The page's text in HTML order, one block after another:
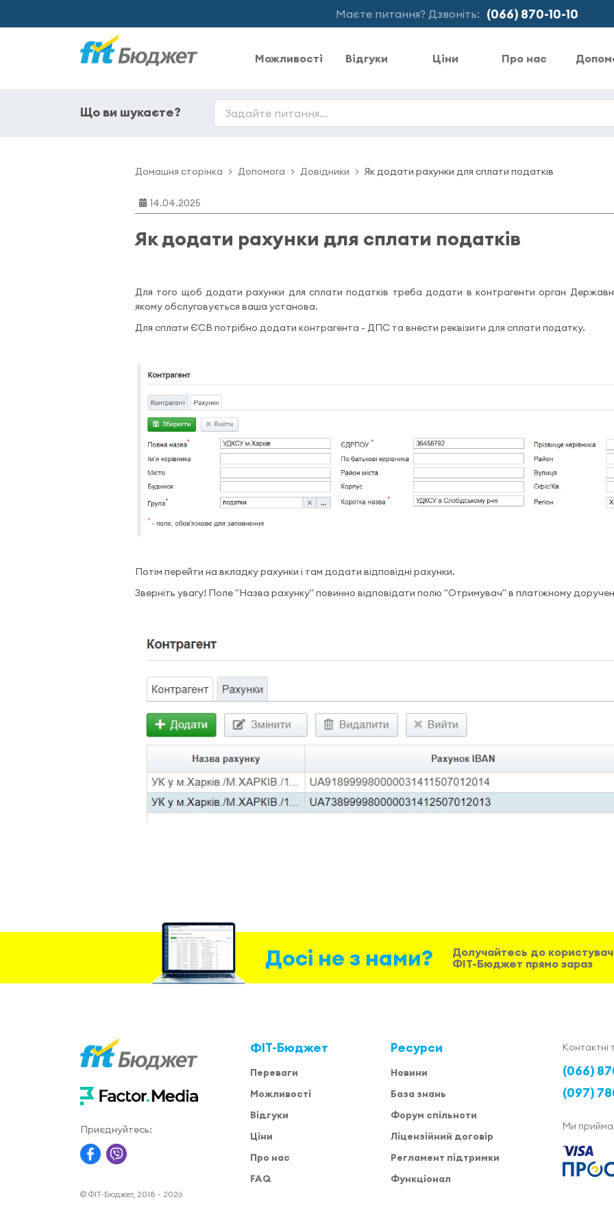
Маєте питання? Дзвоніть: (066) 870-10-10
Можливості Відгуки Ціни Про нас
Що ви шукаєте?
Домашня сторінка Допомога Довідники Як додати рахунки для сплати податків
14.04.2025
Як додати рахунки для сплати податків
Для того щоб додати рахунки для сплати податків треба додати в контрагенти орган
якому обслуговується ваша установа.
Для сплати ЄСВ потрібно додати контрагента - ДПС та внести реквізити для сплати податку.
Потім перейти на вкладку рахунки і там додати відповідні рахунки.
Зверніть увагу! Поле "Назва рахунку" повинно відповідати полю "Отримувач" в платіжному
Досі не з нами?
Долучайтесь до
ФІТ-Бюджет прямо зараз
Приєднуйтесь:
© ФІТ-Бюджет, 2018 - 2026
ФІТ-Бюджет
Переваги
Можливості
Відгуки
Ціни
Про нас
FAQ
Ресурси
Новини
База знань
Форум спільноти
Ліцензійний договір
Регламент підтримки
Функціонал
(066)
(097)
Ми